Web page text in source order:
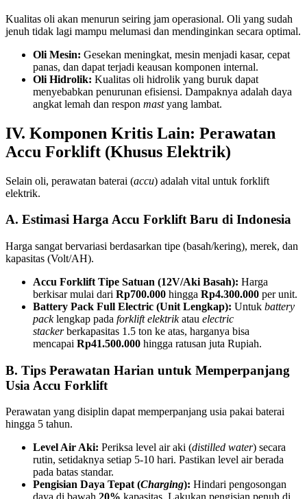
Kualitas oli akan menurun seiring jam operasional. Oli yang sudah
jenuh tidak lagi mampu melumasi dan mendinginkan secara optimal.
Oli Mesin: Gesekan meningkat, mesin menjadi kasar, cepat
panas, dan dapat terjadi keausan komponen internal.
Oli Hidrolik: Kualitas oli hidrolik yang buruk dapat
menyebabkan penurunan efisiensi. Dampaknya adalah daya
angkat lemah dan respon mastyang lambat.
IV. Komponen Kritis Lain: Perawatan
Accu Forklift (Khusus Elektrik)
Selain oli, perawatan baterai (accu) adalah vital untuk forklift
elektrik.
A. Estimasi Harga Accu Forklift Baru di Indonesia
Harga sangat bervariasi berdasarkan tipe (basah/kering), merek, dan
kapasitas (Volt/AH).
Accu Forklift Tipe Satuan (12V/Aki Basah): Harga
berkisar mulai dari Rp700.000 hingga Rp4.300.000 per unit.
Battery Pack Full Electric (Unit Lengkap): Untuk battery
packlengkap pada forklift elektrikatau electric
stackerberkapasitas 1.5 ton ke atas, harganya bisa
mencapai Rp41.500.000 hingga ratusan juta Rupiah.
B. Tips Perawatan Harian untuk Memperpanjang
Usia Accu Forklift
Perawatan yang disiplin dapat memperpanjang usia pakai baterai
hingga 5 tahun.
Level Air Aki: Periksa level air aki (distilled water) secara
rutin, setidaknya setiap 5-10 hari. Pastikan level air berada
pada batas standar.
Pengisian Daya Tepat (Charging): Hindari pengosongan